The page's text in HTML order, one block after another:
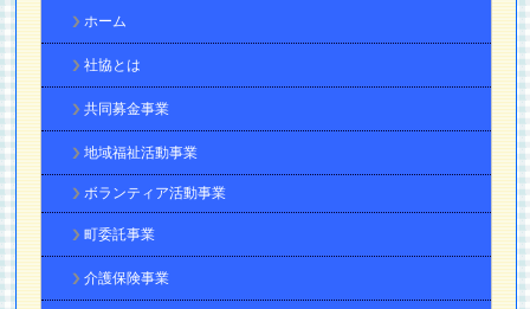
ホーム
社協とは
共同募金事業
地域福祉活動事業
ボランティア活動事業
町委託事業
介護保険事業